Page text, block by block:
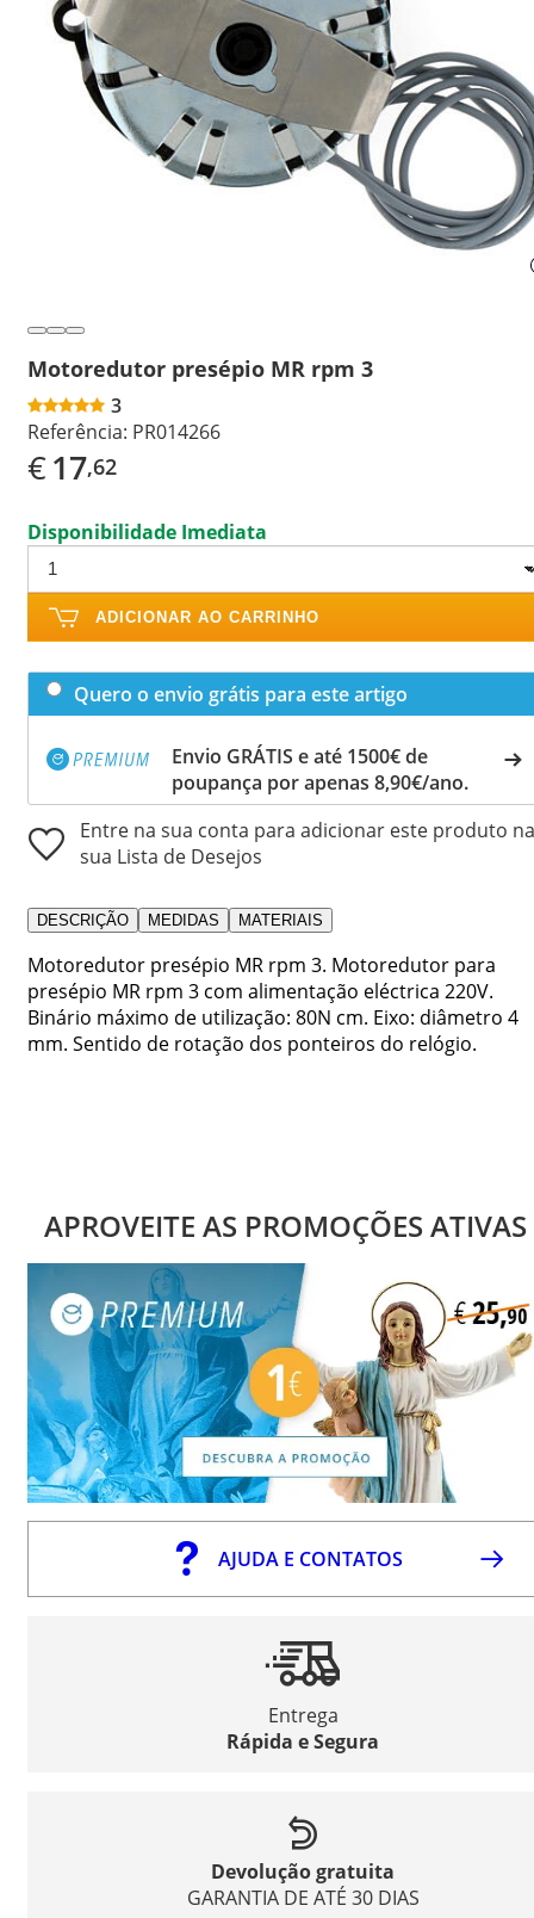
Motoredutor presépio MR rpm 3
3
Referência: PR014266
€17,62
Disponibilidade Imediata
ADICIONAR AO CARRINHO
Quero o envio grátis para este artigo
Envio GRÁTIS e até 1500€ de
poupança por apenas 8,90€/ano.
Entre na sua conta para adicionar este produto na
sua Lista de Desejos
DESCRIÇÃO MEDIDAS MATERIAIS
Motoredutor presépio MR rpm 3. Motoredutor para
presépio MR rpm 3 com alimentação eléctrica 220V.
Binário máximo de utilização: 80N cm. Eixo: diâmetro 4
mm. Sentido de rotação dos ponteiros do relógio.
APROVEITE AS PROMOÇÕES ATIVAS
AJUDA E CONTATOS
Entrega
Rápida e Segura
Devolução gratuita
GARANTIA DE ATÉ 30 DIAS